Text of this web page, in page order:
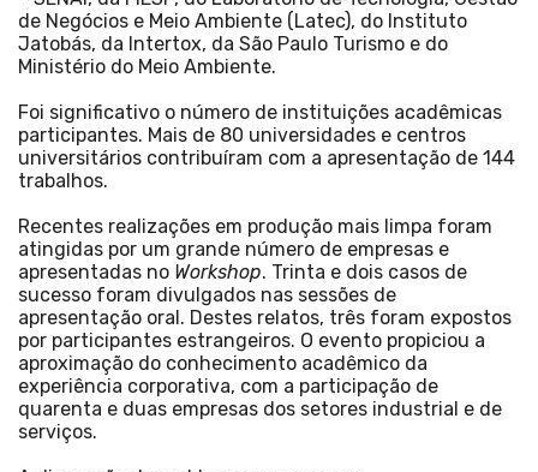
de Negócios e Meio Ambiente (Latec), do Instituto
Jatobás, da Intertox, da São Paulo Turismo e do
Ministério do Meio Ambiente.
Foi significativo o número de instituições acadêmicas
participantes. Mais de 80 universidades e centros
universitários contribuíram com a apresentação de 144
trabalhos.
Recentes realizações em produção mais limpa foram
atingidas por um grande número de empresas e
apresentadas no Workshop. Trinta e dois casos de
sucesso foram divulgados nas sessões de
apresentação oral. Destes relatos, três foram expostos
por participantes estrangeiros. O evento propiciou a
aproximação do conhecimento acadêmico da
experiência corporativa, com a participação de
quarenta e duas empresas dos setores industrial e de
serviços.